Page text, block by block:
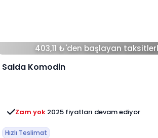
403,11 ₺'den başlayan
Salda Komodin
Zam yok 2025 fiyatları devam ediyor
Hızlı Teslimat